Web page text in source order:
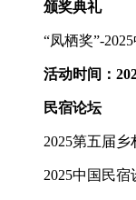
颁奖典礼
“凤栖奖”-
活动时间：
民宿论坛
2025第五届
2025中国民宿